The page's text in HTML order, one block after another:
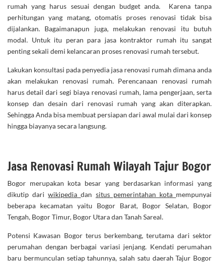
rumah yang harus sesuai dengan budget anda. Karena tanpa
perhitungan yang matang, otomatis proses renovasi tidak bisa
dijalankan. Bagaimanapun juga, melakukan renovasi itu butuh
modal. Untuk itu peran para jasa kontraktor rumah itu sangat
penting sekali demi kelancaran proses renovasi rumah tersebut.
Lakukan konsultasi pada penyedia jasa renovasi rumah dimana anda
akan melakukan renovasi rumah. Perencanaan renovasi rumah
harus detail dari segi biaya renovasi rumah, lama pengerjaan, serta
konsep dan desain dari renovasi rumah yang akan diterapkan.
Sehingga Anda bisa membuat persiapan dari awal mulai dari konsep
hingga biayanya secara langsung.
Jasa Renovasi Rumah Wilayah Tajur Bogor
Bogor merupakan kota besar yang berdasarkan informasi yang
dikutip dariwikipediadan situs pemerintahan kota mempunyai
beberapa kecamatan yaitu Bogor Barat, Bogor Selatan, Bogor
Tengah, Bogor Timur, Bogor Utara dan Tanah Sareal.
Potensi Kawasan Bogor terus berkembang, terutama dari sektor
perumahan dengan berbagai variasi jenjang. Kendati perumahan
baru bermunculan setiap tahunnya, salah satu daerah Tajur Bogor